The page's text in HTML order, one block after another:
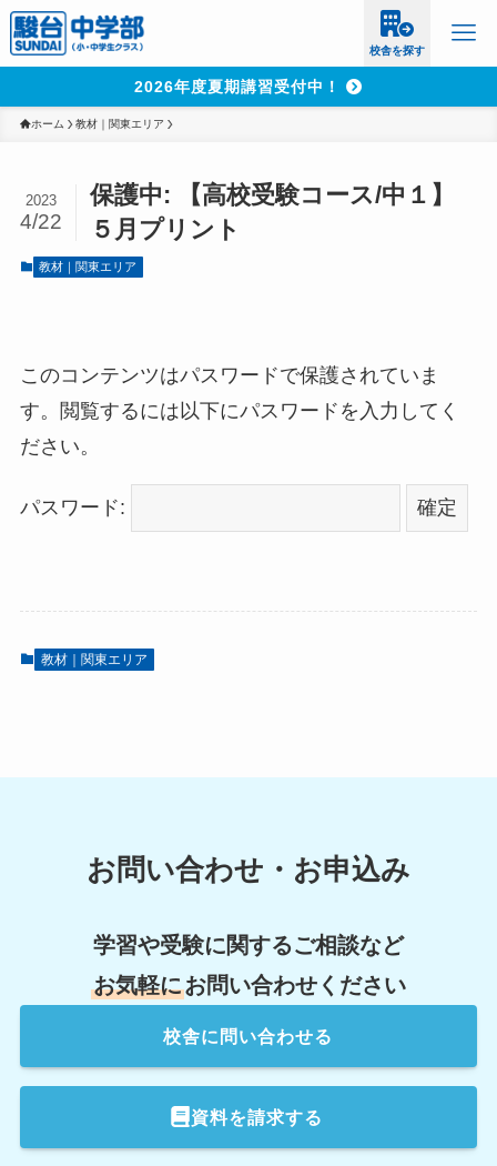
校舎を探す
2026年度夏期講習受付中！
ホーム 教材｜関東エリア
保護中: 【高校受験コース/中１】
５月プリント
2023
4/22
教材｜関東エリア
このコンテンツはパスワードで保護されていま
す。閲覧するには以下にパスワードを入力してく
ださい。
パスワード:
教材｜関東エリア
お問い合わせ・お申込み
学習や受験に関するご相談など
お気軽にお問い合わせください
校舎に問い合わせる
資料を請求する